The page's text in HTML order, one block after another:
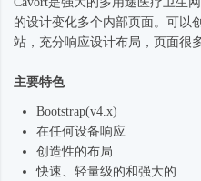
的设计变化多个内部页面。可以
站，充分响应设计布局，页面很
主要特色
Bootstrap(v4.x)
在任何设备响应
创造性的布局
快速、轻量级的和强大的